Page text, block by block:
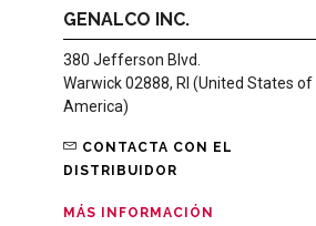
GENALCO INC.
380 Jefferson Blvd.
Warwick 02888, RI (United States of
America)
CONTACTA CON EL
DISTRIBUIDOR
MÁS INFORMACIÓN